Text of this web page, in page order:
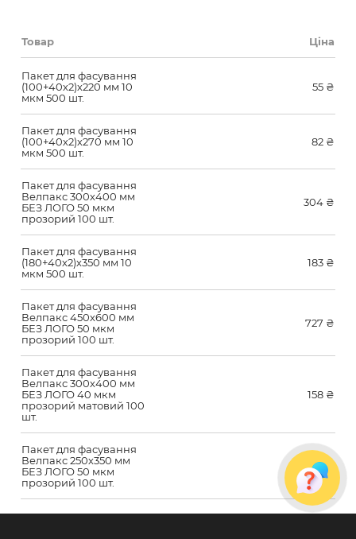
Товар Ціна
Пакет для фасування
(100+40х2)х220 мм 10
мкм 500 шт.
55 ₴
Пакет для фасування
(100+40х2)х270 мм 10
мкм 500 шт.
82 ₴
Пакет для фасування
Велпакс 300х400 мм
БЕЗ ЛОГО 50 мкм
прозорий 100 шт.
304 ₴
Пакет для фасування
(180+40х2)х350 мм 10
мкм 500 шт.
183 ₴
Пакет для фасування
Велпакс 450х600 мм
БЕЗ ЛОГО 50 мкм
прозорий 100 шт.
727 ₴
Пакет для фасування
Велпакс 300х400 мм
БЕЗ ЛОГО 40 мкм
прозорий матовий 100
шт.
158 ₴
Пакет для фасування
Велпакс 250х350 мм
БЕЗ ЛОГО 50 мкм
прозорий 100 шт.
234₴